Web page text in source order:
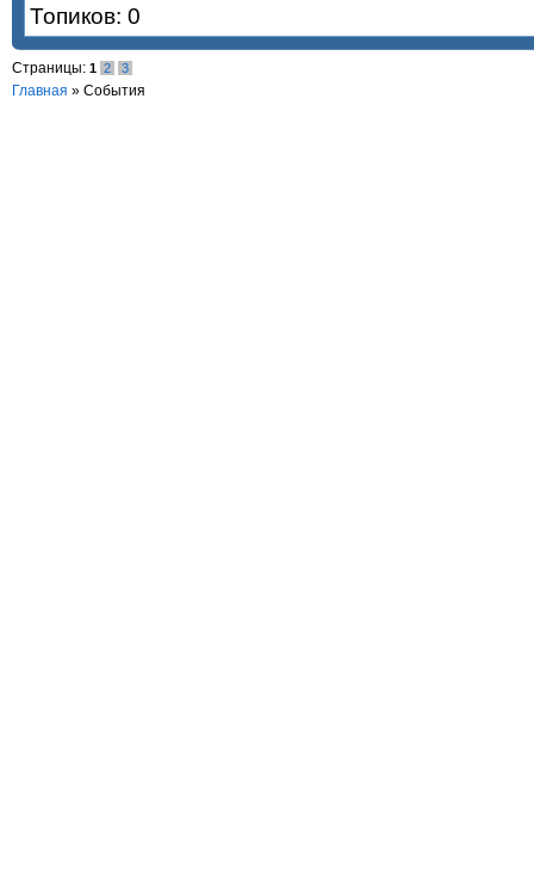
Топиков: 0
Страницы: 1 2 3
Главная » События